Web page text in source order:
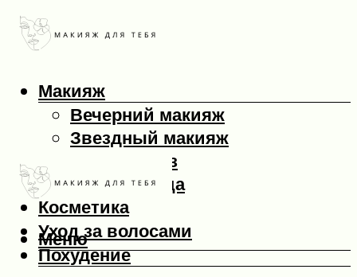
Макияж
Вечерний макияж
Звездный макияж
Макияж глаз
Макияж лица
Косметика
Уход за волосами
Похудение
Меню